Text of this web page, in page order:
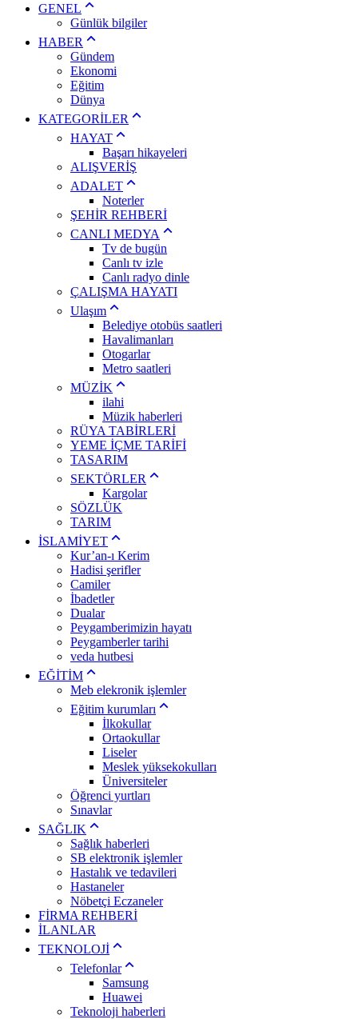
GENEL
Günlük bilgiler
HABER
Gündem
Ekonomi
Eğitim
Dünya
KATEGORİLER
HAYAT
Başarı hikayeleri
ALIŞVERİŞ
ADALET
Noterler
ŞEHİR REHBERİ
CANLI MEDYA
Tv de bugün
Canlı tv izle
Canlı radyo dinle
ÇALIŞMA HAYATI
Ulaşım
Belediye otobüs saatleri
Havalimanları
Otogarlar
Metro saatleri
MÜZİK
ilahi
Müzik haberleri
RÜYA TABİRLERİ
YEME İÇME TARİFİ
TASARIM
SEKTÖRLER
Kargolar
SÖZLÜK
TARIM
İSLAMİYET
Kur’an-ı Kerim
Hadisi şerifler
Camiler
İbadetler
Dualar
Peygamberimizin hayatı
Peygamberler tarihi
veda hutbesi
EĞİTİM
Meb elekronik işlemler
Eğitim kurumları
İlkokullar
Ortaokullar
Liseler
Meslek yüksekokulları
Üniversiteler
Öğrenci yurtları
Sınavlar
SAĞLIK
Sağlık haberleri
SB elektronik işlemler
Hastalık ve tedavileri
Hastaneler
Nöbetçi Eczaneler
FİRMA REHBERİ
İLANLAR
TEKNOLOJİ
Telefonlar
Samsung
Huawei
Teknoloji haberleri